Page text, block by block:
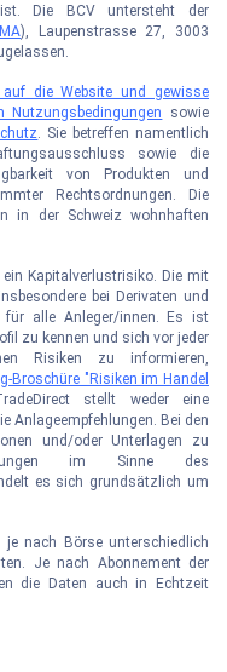
ist. Die BCV untersteht der
), Laupenstrasse 27, 3003
die Website und gewisse
Nutzungsbedingungen
sowie
. Sie betreffen namentlich
sowie die
von Produkten und
Rechtsordnungen. Die
in der Schweiz wohnhaften
Kapitalverlustrisiko. Die mit
bei Derivaten und
für alle Anleger/innen. Es ist
zu kennen und sich vor jeder
Risiken zu informieren,
Broschüre "Risiken im Handel
stellt weder eine
Anlageempfehlungen. Bei den
und/oder Unterlagen zu
im Sinne des
es sich grundsätzlich um
nach Börse unterschiedlich
Je nach Abonnement der
die Daten auch in Echtzeit